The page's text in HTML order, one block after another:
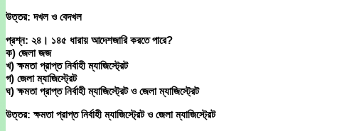
উত্তর: দখল ও বেদখল
প্রশ্ন: ২৪। ১৪৫ ধারায় আদেশজারি করতে পারে?
ক) জেলা জজ
খ) ক্ষমতা প্রাপ্ত নির্বাহী ম্যাজিস্ট্রেট
গ) জেলা ম্যাজিস্ট্রেট
ঘ) ক্ষমতা প্রাপ্ত নির্বাহী ম্যাজিস্ট্রেট ও জেলা ম্যাজিস্ট্রেট
উত্তর: ক্ষমতা প্রাপ্ত নির্বাহী ম্যাজিস্ট্রেট ও জেলা ম্যাজিস্ট্রেট